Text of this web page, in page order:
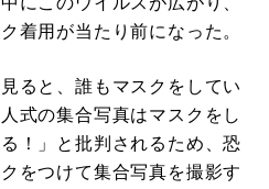
着用が当たり前になった。
ると、誰もマスクをしてい
式の集合写真はマスクをし
！」と批判されるため、恐
をつけて集合写真を撮影す